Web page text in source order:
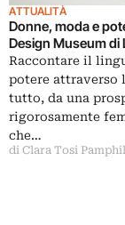
ATTUALITÀ
Donne, moda e
Design Museum di
Raccontare il
potere attraverso
tutto, da una
rigorosamente
che…
di Clara Tosi